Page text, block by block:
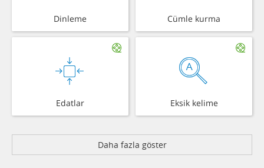
Dinleme Cümle kurma
Edatlar Eksik kelime
Daha fazla göster